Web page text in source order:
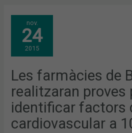
nov.
24
2015
Les farmàcies de
realitzaran proves
identificar factors
cardiovascular a
LES
FARMÀCIES
DE
BARCELONA
REALITZARAN
PROVES
PER
FACTORS
DE
RISC
CARDIOVASCULAR
A
10
ANYS